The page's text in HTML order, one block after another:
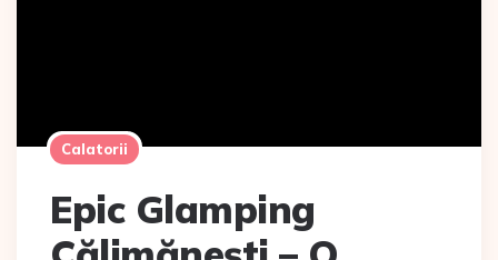
Calatorii
Epic Glamping